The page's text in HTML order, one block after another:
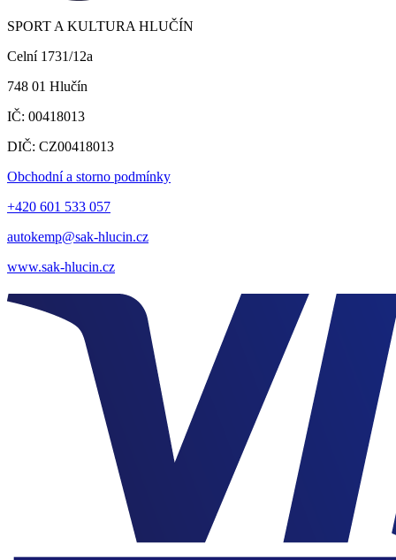
SPORT A KULTURA HLUČÍN
Celní 1731/12a
748 01 Hlučín
IČ: 00418013
DIČ: CZ00418013
Obchodní a storno podmínky
+420 601 533 057
autokemp@sak-hlucin.cz
www.sak-hlucin.cz